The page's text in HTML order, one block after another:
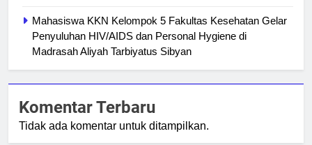
Mahasiswa KKN Kelompok 5 Fakultas Kesehatan Gelar
Penyuluhan HIV/AIDS dan Personal Hygiene di
Madrasah Aliyah Tarbiyatus Sibyan
Komentar Terbaru
Tidak ada komentar untuk ditampilkan.